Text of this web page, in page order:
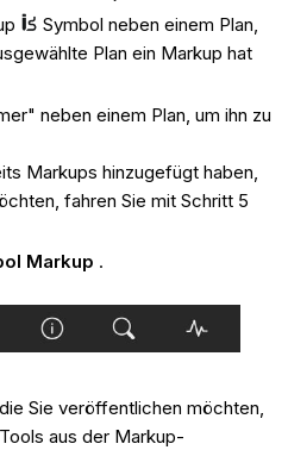
Symbol neben einem Plan,
Plan ein Markup hat
neben einem Plan, um ihn zu
Markups hinzugefügt haben,
fahren Sie mit Schritt 5
Markup .
Sie veröffentlichen möchten,
aus der Markup-